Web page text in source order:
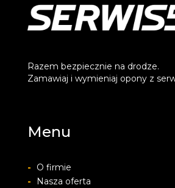
Razem bezpiecznie na drodze.
Zamawiaj i wymieniaj opony z
Menu
-
O firmie
-
Nasza oferta